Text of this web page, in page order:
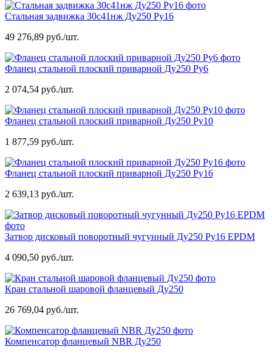
Стальная задвижка 30с41нж Ду250 Ру16
49 276,89 руб./шт.
Фланец стальной плоский приварной Ду250 Ру6
2 074,54 руб./шт.
Фланец стальной плоский приварной Ду250 Ру10
1 877,59 руб./шт.
Фланец стальной плоский приварной Ду250 Ру16
2 639,13 руб./шт.
Затвор дисковый поворотный чугунный Ду250 Ру16 EPDM
4 090,50 руб./шт.
Кран стальной шаровой фланцевый Ду250
26 769,04 руб./шт.
Компенсатор фланцевый NBR Ду250